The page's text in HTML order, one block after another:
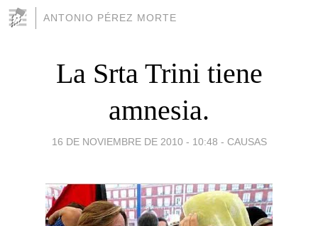
ANTONIO PÉREZ MORTE
La Srta Trini tiene
amnesia.
16 DE NOVIEMBRE DE 2010 - 10:48 - CAUSAS